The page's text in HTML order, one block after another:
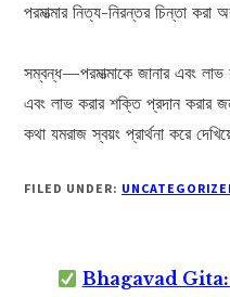
পরমাত্মার নিত্য-নিরন্তর চিন্তা
সম্বন্ধ—পরমাত্মাকে জানার এবং লাভ
এবং লাভ করার শক্তি প্রদান করার
কথা যমরাজ স্বয়ং প্রার্থনা করে
FILED UNDER:
Bhagavad